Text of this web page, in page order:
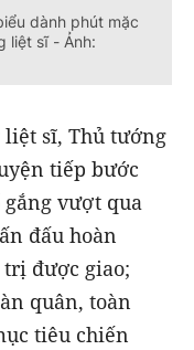
dành phút mặc
liệt sĩ - Ảnh:
sĩ, Thủ tướng
tiếp bước
vượt qua
đấu hoàn
được giao;
quân, toàn
tiêu chiến